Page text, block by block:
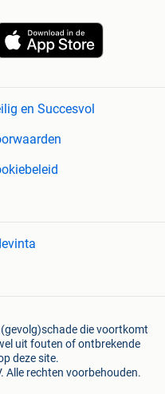
en Succesvol
die voortkomt
uit fouten of ontbrekende
deze site.
rechten voorbehouden.